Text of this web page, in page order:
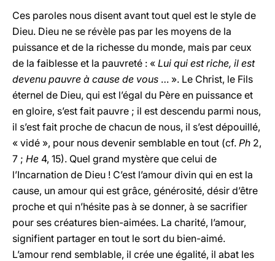
Ces paroles nous disent avant tout quel est le style de
Dieu. Dieu ne se révèle pas par les moyens de la
puissance et de la richesse du monde, mais par ceux
de la faiblesse et la pauvreté : « Lui qui est riche, il est
devenu pauvre à cause de vous … ». Le Christ, le Fils
éternel de Dieu, qui est l’égal du Père en puissance et
en gloire, s’est fait pauvre ; il est descendu parmi nous,
il s’est fait proche de chacun de nous, il s’est dépouillé,
« vidé », pour nous devenir semblable en tout (cf. Ph 2,
7 ; He 4, 15). Quel grand mystère que celui de
l’Incarnation de Dieu ! C’est l’amour divin qui en est la
cause, un amour qui est grâce, générosité, désir d’être
proche et qui n’hésite pas à se donner, à se sacrifier
pour ses créatures bien-aimées. La charité, l’amour,
signifient partager en tout le sort du bien-aimé.
L’amour rend semblable, il crée une égalité, il abat les